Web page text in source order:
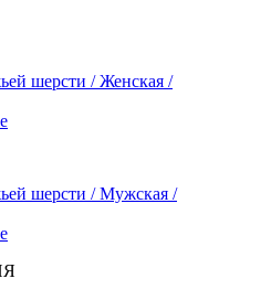
шерсти / Женская /
шерсти / Мужская /